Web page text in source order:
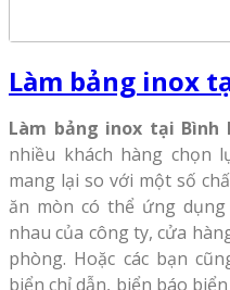
Làm bảng inox
Làm bảng inox tại Bình
nhiều khách hàng chọn
mang lại so với một số
ăn mòn có thể ứng
nhau của công ty, cửa
phòng. Hoặc các bạn
biển chỉ dẫn, biển báo